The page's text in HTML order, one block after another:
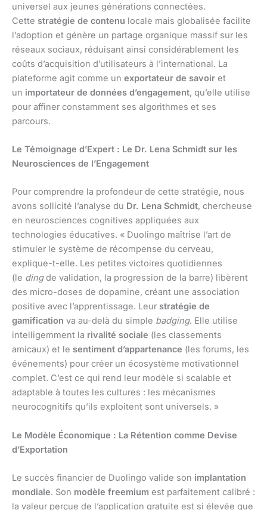
universel aux jeunes générations connectées.
Cette stratégie de contenu locale mais globalisée facilite
l’adoption et génère un partage organique massif sur les
réseaux sociaux, réduisant ainsi considérablement les
coûts d’acquisition d’utilisateurs à l’international. La
plateforme agit comme un exportateur de savoir et
un importateur de données d’engagement, qu’elle utilise
pour affiner constamment ses algorithmes et ses
parcours.
Le Témoignage d’Expert : Le Dr. Lena Schmidt sur les
Neurosciences de l’Engagement
Pour comprendre la profondeur de cette stratégie, nous
avons sollicité l’analyse du Dr. Lena Schmidt, chercheuse
en neurosciences cognitives appliquées aux
technologies éducatives. « Duolingo maîtrise l’art de
stimuler le système de récompense du cerveau,
explique-t-elle. Les petites victoires quotidiennes
(le dingde validation, la progression de la barre) libèrent
des micro-doses de dopamine, créant une association
positive avec l’apprentissage. Leur stratégie de
gamification va au-delà du simple badging. Elle utilise
intelligemment la rivalité sociale (les classements
amicaux) et le sentiment d’appartenance (les forums, les
événements) pour créer un écosystème motivationnel
complet. C’est ce qui rend leur modèle si scalable et
adaptable à toutes les cultures : les mécanismes
neurocognitifs qu’ils exploitent sont universels. »
Le Modèle Économique : La Rétention comme Devise
d’Exportation
Le succès financier de Duolingo valide son implantation
mondiale. Son modèle freemium est parfaitement calibré :
la valeur perçue de l’application gratuite est si élevée que